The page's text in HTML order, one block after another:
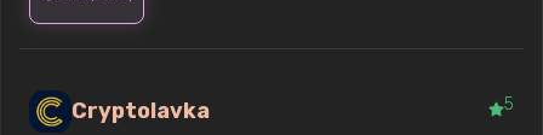
Cryptolavka 5